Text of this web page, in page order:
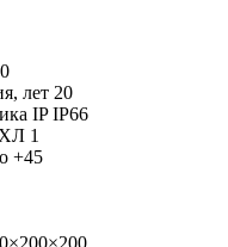
лет 20
IP IP66
1
+45